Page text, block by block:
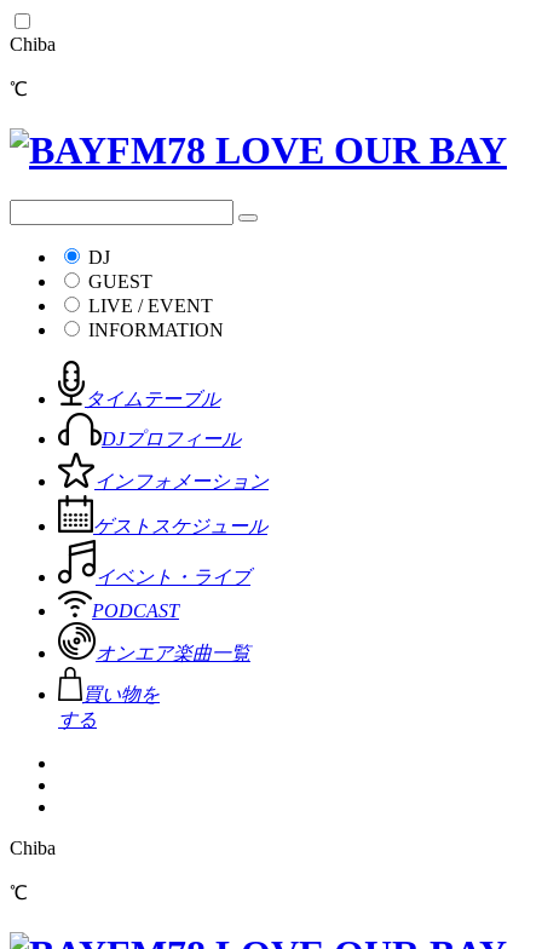
Chiba
℃
DJ
GUEST
LIVE / EVENT
INFORMATION
タイムテーブル
DJプロフィール
インフォメーション
ゲストスケジュール
イベント・ライブ
PODCAST
オンエア楽曲一覧
買い物を
する
Chiba
℃